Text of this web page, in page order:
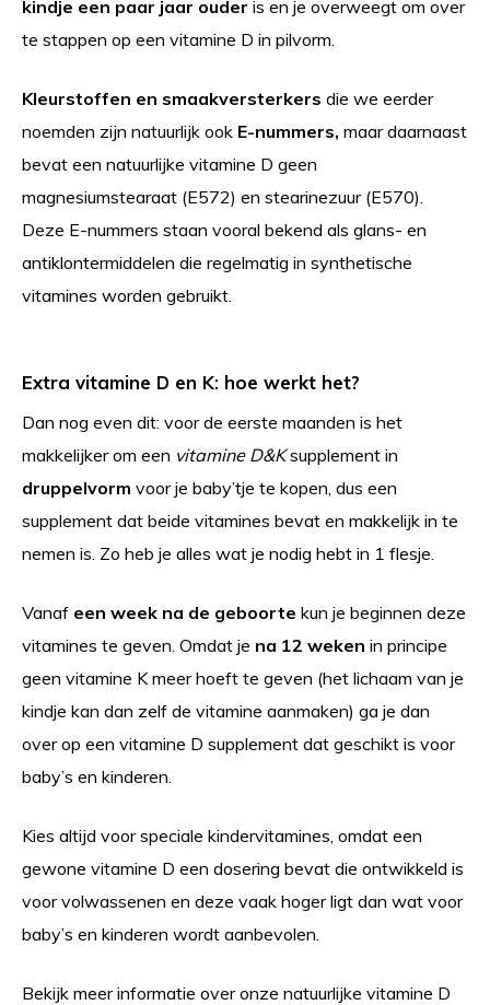
kindje een paar jaar ouder is en je overweegt om over
te stappen op een vitamine D in pilvorm.
Kleurstoffen en smaakversterkers die we eerder
noemden zijn natuurlijk ook E-nummers, maar daarnaast
bevat een natuurlijke vitamine D geen
magnesiumstearaat (E572) en stearinezuur (E570).
Deze E-nummers staan vooral bekend als glans- en
antiklontermiddelen die regelmatig in synthetische
vitamines worden gebruikt.
Extra vitamine D en K: hoe werkt het?
Dan nog even dit: voor de eerste maanden is het
makkelijker om een vitamine D&Ksupplement in
druppelvorm voor je baby’tje te kopen, dus een
supplement dat beide vitamines bevat en makkelijk in te
nemen is. Zo heb je alles wat je nodig hebt in 1 flesje.
Vanaf een week na de geboorte kun je beginnen deze
vitamines te geven. Omdat je na 12 weken in principe
geen vitamine K meer hoeft te geven (het lichaam van je
kindje kan dan zelf de vitamine aanmaken) ga je dan
over op een vitamine D supplement dat geschikt is voor
baby’s en kinderen.
Kies altijd voor speciale kindervitamines , omdat een
gewone vitamine D een dosering bevat die ontwikkeld is
voor volwassenen en deze vaak hoger ligt dan wat voor
baby’s en kinderen wordt aanbevolen.
Bekijk meer informatie over onze natuurlijke vitamine D